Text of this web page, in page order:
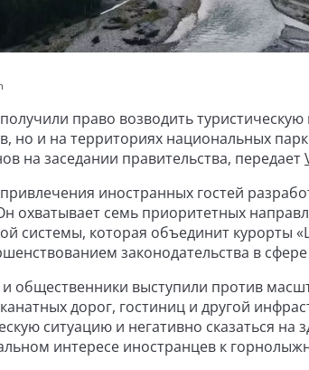
право возводить
но и на территориях национальных
на заседании правительства, передает
иностранных гостей
охватывает семь приоритетных
системы, которая объединит курорты
законодательства в
общественники выступили против
дорог, гостиниц и другой
ситуацию и негативно сказаться
интересе иностранцев к